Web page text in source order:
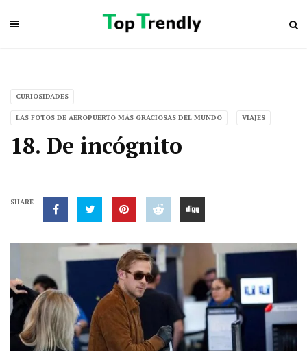
CURIOSIDADES
LAS FOTOS DE AEROPUERTO MÁS GRACIOSAS DEL MUNDO VIAJES
18. De incógnito
SHARE